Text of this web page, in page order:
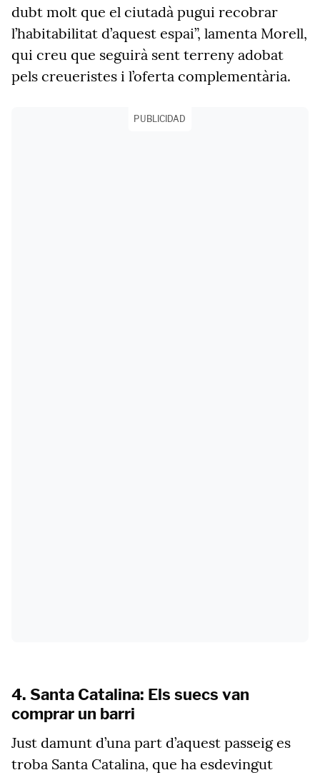
dubt molt que el ciutadà pugui recobrar
l’habitabilitat d’aquest espai”, lamenta Morell,
qui creu que seguirà sent terreny adobat
pels creueristes i l’oferta complementària.
PUBLICIDAD
4. Santa Catalina: Els suecs van
comprar un barri
Just damunt d’una part d’aquest passeig es
troba Santa Catalina, que ha esdevingut